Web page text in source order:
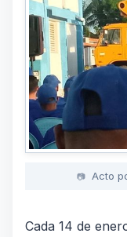
Acto
Cada 14 de